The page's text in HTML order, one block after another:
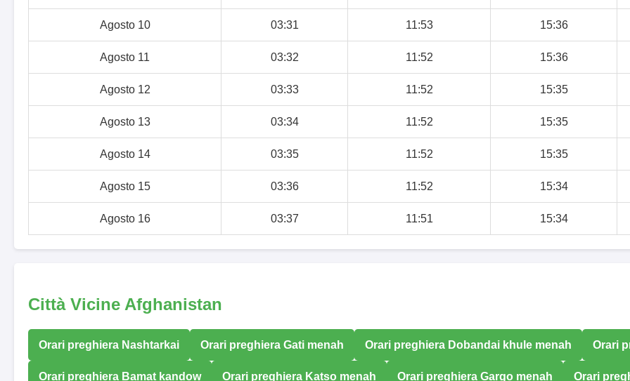
Agosto 10 03:31 11:53 15:36
Agosto 11 03:32 11:52 15:36
Agosto 12 03:33 11:52 15:35
Agosto 13 03:34 11:52 15:35
Agosto 14 03:35 11:52 15:35
Agosto 15 03:36 11:52 15:34
Agosto 16 03:37 11:51 15:34
Città Vicine Afghanistan
Orari preghiera Nashtarkai Orari preghiera Gati menah Orari preghiera Dobandai khule menah Orari
Orari preghiera Bamat kandow Orari preghiera Katso menah Orari preghiera Gargo menah Orari